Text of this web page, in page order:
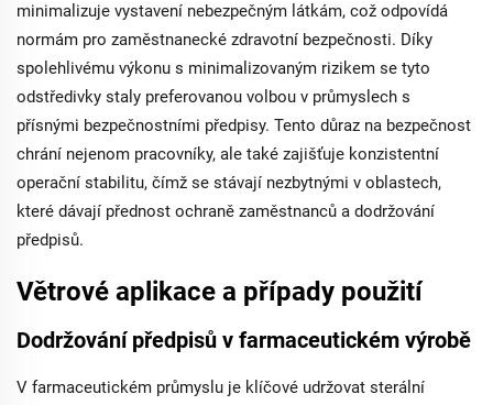
minimalizuje vystavení nebezpečným látkám, což odpovídá
normám pro zaměstnanecké zdravotní bezpečnosti. Díky
spolehlivému výkonu s minimalizovaným rizikem se tyto
odstředivky staly preferovanou volbou v průmyslech s
přísnými bezpečnostními předpisy. Tento důraz na bezpečnost
chrání nejenom pracovníky, ale také zajišťuje konzistentní
operační stabilitu, čímž se stávají nezbytnými v oblastech,
které dávají přednost ochraně zaměstnanců a dodržování
předpisů.
Větrové aplikace a případy použití
Dodržování předpisů v farmaceutickém výrobě
V farmaceutickém průmyslu je klíčové udržovat sterální